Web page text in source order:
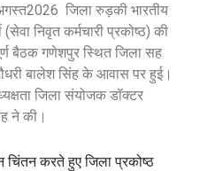
जिला रुड़की भारतीय
(सेवा निवृत कर्मचारी प्रकोष्ठ) की
बैठक गणेशपुर स्थित जिला सह
बालेश सिंह के आवास पर हुई।
जिला संयोजक डॉक्टर
ने की।
चिंतन करते हुए जिला प्रकोष्ठ